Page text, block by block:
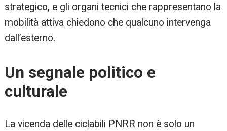
strategico, e gli organi tecnici che rappresentano la
mobilità attiva chiedono che qualcuno intervenga
dall’esterno.
Un segnale politico e
culturale
La vicenda delle ciclabili PNRR non è solo un